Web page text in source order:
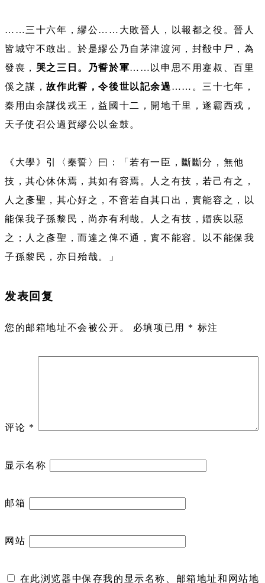
……三十六年，繆公……大敗晉人，以報都之役。晉人
皆城守不敢出。於是繆公乃自茅津渡河，封殽中尸，為
發喪， 哭之三日。乃誓於軍……以申思不用蹇叔、百里
傒之謀，故作此誓，令後世以記余過 ……。三十七年，
秦用由余謀伐戎王，益國十二，開地千里，遂霸西戎，
天子使召公過賀繆公以金鼓。
《大學》引〈秦誓〉曰：「若有一臣，斷斷分，無他
技，其心休休焉，其如有容焉。人之有技，若己有之，
人之彥聖，其心好之，不啻若自其口出，實能容之，以
能保我子孫黎民，尚亦有利哉。人之有技，媢疾以惡
之；人之彥聖，而達之俾不通，實不能容。以不能保我
子孫黎民，亦日殆哉。」
发表回复
您的邮箱地址不会被公开。 必填项已用 * 标注
评论 *
显示名称
邮箱
网站
在此浏览器中保存我的显示名称、邮箱地址和网站地